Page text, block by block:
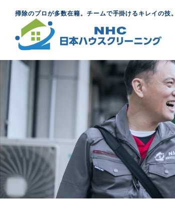
掃除のプロが多数在籍。チームで手掛けるキレイの技。